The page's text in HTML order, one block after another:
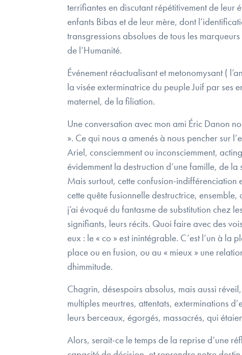
terrifiantes en discutant répétitivement de leur
enfants Bibas et de leur mère, dont
transgressions absolues de tous les
de l’Humanité.
Événement réactualisant et metonomysant (
la visée exterminatrice du peuple Juif par ses
maternel, de la filiation.
Une conversation avec mon ami Éric Danon
». Ce qui nous a amenés à nous pencher sur
Ariel, consciemment ou inconsciemment,
évidemment la destruction d’une famille, de
Mais surtout, cette confusion-indifférenciation
cette quête fusionnelle destructrice,
j’ai évoqué du fantasme de substitution chez
signifiants, leurs récits. Quoi faire avec des
eux : le « co » est inintégrable. C’est l’un à la
place ou en fusion, ou au « mieux » une
dhimmitude.
Chagrin, désespoirs absolus, mais aussi
multiples meurtres, attentats, exterminations
leurs berceaux, égorgés, massacrés, qui
Alors, serait-ce le temps de la reprise d’une